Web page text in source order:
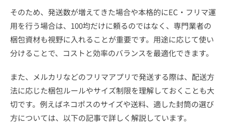
そのため、発送数が増えてきた場合や本格的にEC・フリマ運
用を行う場合は、100均だけに頼るのではなく、専門業者の
梱包資材も視野に入れることが重要です。用途に応じて使い
分けることで、コストと効率のバランスを最適化できます。
また、メルカリなどのフリマアプリで発送する際は、配送方
法に応じた梱包ルールやサイズ制限を理解しておくことも大
切です。例えばネコポスのサイズや送料、適した封筒の選び
方については、以下の記事で詳しく解説しています。